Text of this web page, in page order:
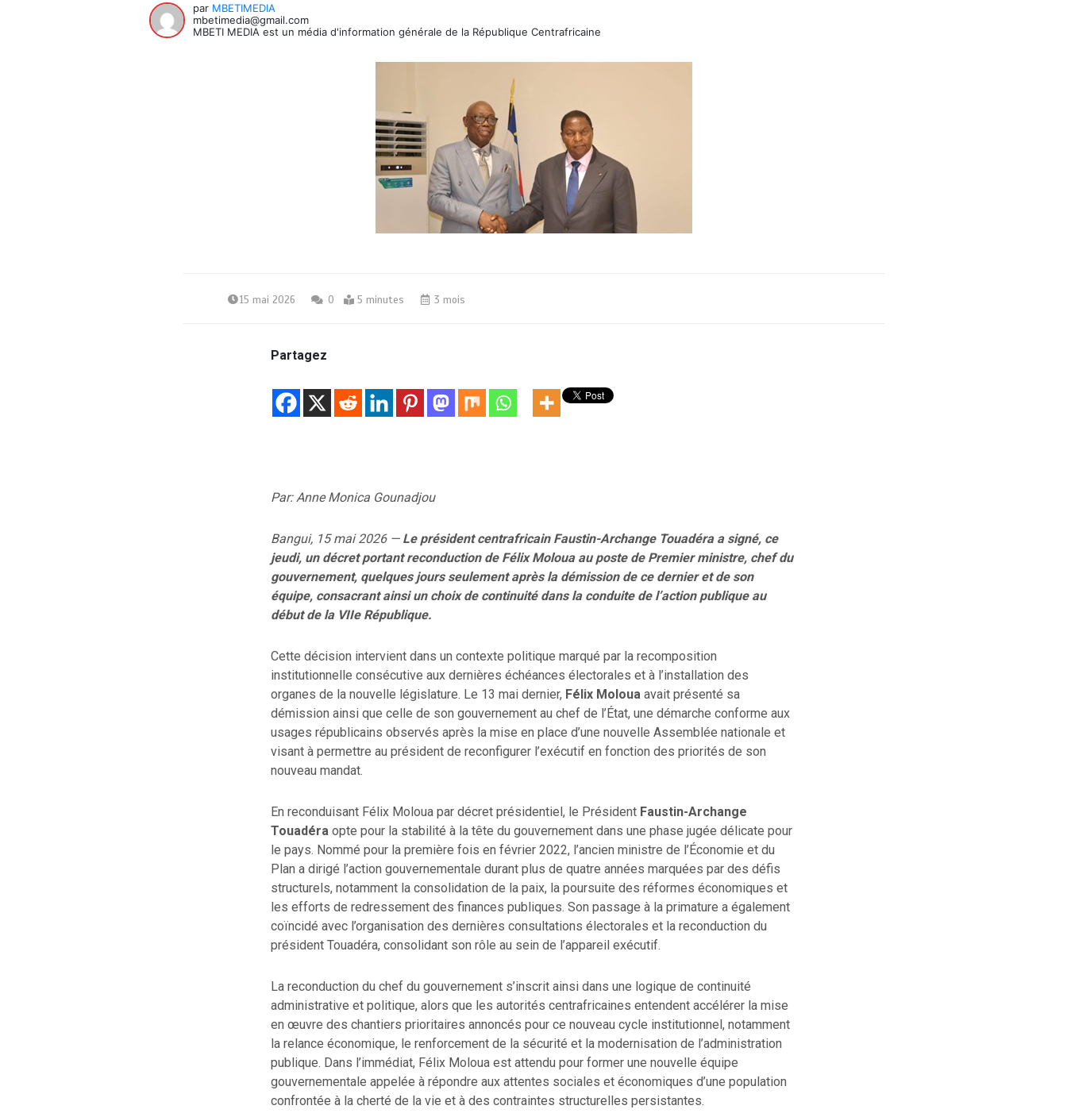
par MBETIMEDIA
mbetimedia@gmail.com
MBETI MEDIA est un média d'information générale de la République Centrafricaine
15 mai 2026 0 5 minutes 3 mois
Partagez
Par: Anne Monica Gounadjou
Bangui, 15 mai 2026 —Le président centrafricain Faustin-Archange Touadéra a signé, ce
jeudi, un décret portant reconduction de Félix Moloua au poste de Premier ministre, chef du
gouvernement, quelques jours seulement après la démission de ce dernier et de son
équipe, consacrant ainsi un choix de continuité dans la conduite de l’action publique au
début de la VIIe République.
Cette décision intervient dans un contexte politique marqué par la recomposition
institutionnelle consécutive aux dernières échéances électorales et à l’installation des
organes de la nouvelle législature. Le 13 mai dernier, Félix Moloua avait présenté sa
démission ainsi que celle de son gouvernement au chef de l’État, une démarche conforme aux
usages républicains observés après la mise en place d’une nouvelle Assemblée nationale et
visant à permettre au président de reconfigurer l’exécutif en fonction des priorités de son
nouveau mandat.
En reconduisant Félix Moloua par décret présidentiel, le Président Faustin-Archange
Touadéra opte pour la stabilité à la tête du gouvernement dans une phase jugée délicate pour
le pays. Nommé pour la première fois en février 2022, l’ancien ministre de l’Économie et du
Plan a dirigé l’action gouvernementale durant plus de quatre années marquées par des défis
structurels, notamment la consolidation de la paix, la poursuite des réformes économiques et
les efforts de redressement des finances publiques. Son passage à la primature a également
coïncidé avec l’organisation des dernières consultations électorales et la reconduction du
président Touadéra, consolidant son rôle au sein de l’appareil exécutif.
La reconduction du chef du gouvernement s’inscrit ainsi dans une logique de continuité
administrative et politique, alors que les autorités centrafricaines entendent accélérer la mise
en œuvre des chantiers prioritaires annoncés pour ce nouveau cycle institutionnel, notamment
la relance économique, le renforcement de la sécurité et la modernisation de l’administration
publique. Dans l’immédiat, Félix Moloua est attendu pour former une nouvelle équipe
gouvernementale appelée à répondre aux attentes sociales et économiques d’une population
confrontée à la cherté de la vie et à des contraintes structurelles persistantes.